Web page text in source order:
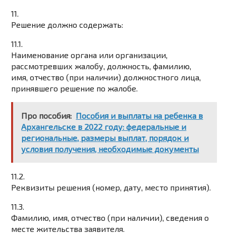
11.
Решение должно содержать:
11.1.
Наименование органа или организации,
рассмотревших жалобу, должность, фамилию,
имя, отчество (при наличии) должностного лица,
принявшего решение по жалобе.
Про пособия: Пособия и выплаты на ребенка в
Архангельске в 2022 году: федеральные и
региональные, размеры выплат, порядок и
условия получения, необходимые документы
11.2.
Реквизиты решения (номер, дату, место принятия).
11.3.
Фамилию, имя, отчество (при наличии), сведения о
месте жительства заявителя.